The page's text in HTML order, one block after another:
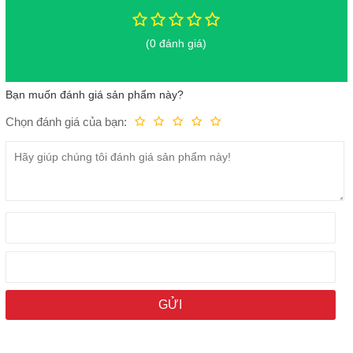
(0 đánh giá)
Bạn muốn đánh giá sản phẩm này?
Chọn đánh giá của bạn: Tuyệt vời!
Rất tốt
Trung bình
Fair
Kém